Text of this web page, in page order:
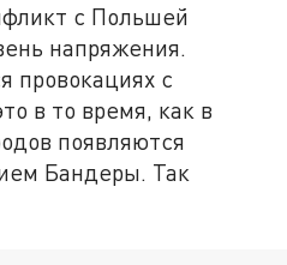
с Польшей
напряжения.
провокациях с
в то время, как в
появляются
Бандеры. Так